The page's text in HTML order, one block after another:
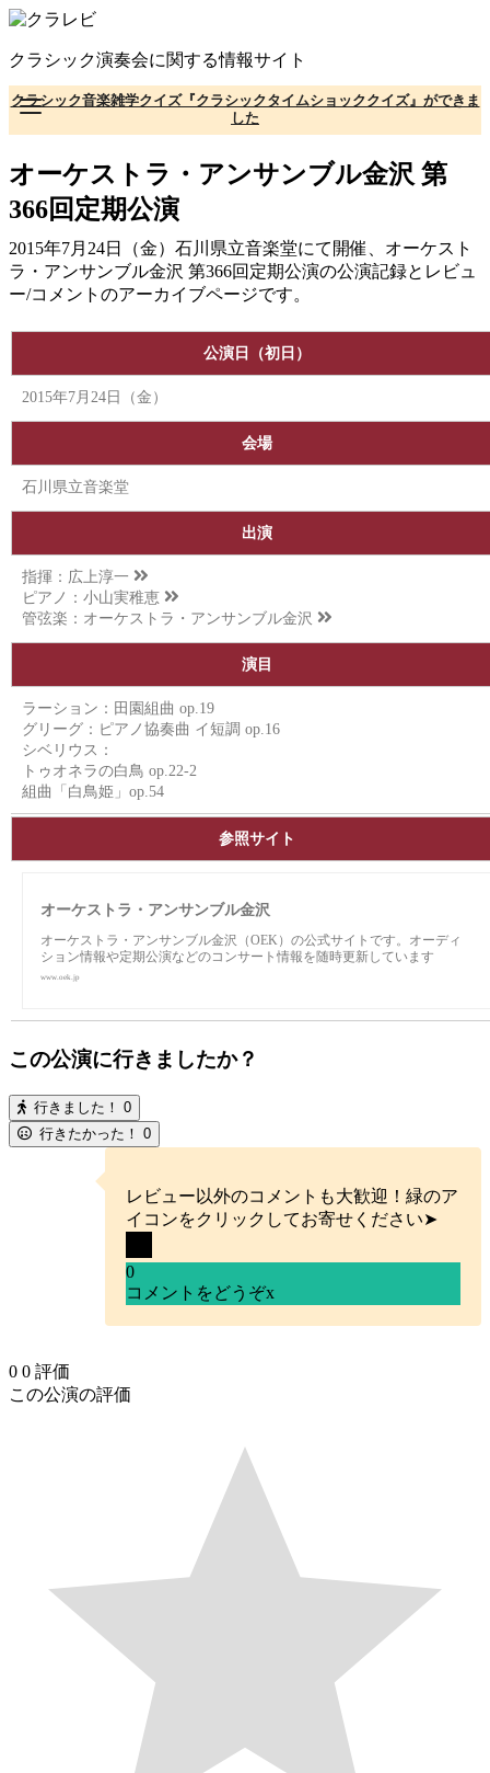
コ
テ
ン
ツ
へ
動
クラシック演奏会に関する情報サイト
クラシック音楽雑学クイズ『クラシックタイムショッククイズ』ができま
した
オーケストラ・アンサンブル金沢 第
366回定期公演
2015年7月24日（金）石川県立音楽堂にて開催、オーケスト
ラ・アンサンブル金沢 第366回定期公演の公演記録とレビュ
ー/コメントのアーカイブページです。
公演日（初日）
2015年7月24日（金）
会場
石川県立音楽堂
出演
指揮： 広上淳一
ピアノ： 小山実稚恵
管弦楽： オーケストラ・アンサンブル金沢
演目
ラーション：田園組曲 op.19
グリーグ：ピアノ協奏曲 イ短調 op.16
シベリウス：
トゥオネラの白鳥 op.22-2
組曲「白鳥姫」op.54
参照サイト
オーケストラ・アンサンブル金沢
オーケストラ・アンサンブル金沢（OEK）の公式サイトです。オーディ
ション情報や定期公演などのコンサート情報を随時更新しています
www.oek.jp
この公演に行きましたか？
行きました！ 0
行きたかった！ 0
レビュー以外のコメントも大歓迎！緑のア
イコンをクリックしてお寄せください➤
0
コメントをどうぞx
0 0 評価
この公演の評価